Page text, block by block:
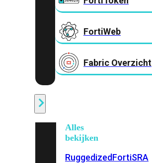
FortiWeb
Fabric Overzicht
Alles
bekijken
RuggedizedFortiSRA